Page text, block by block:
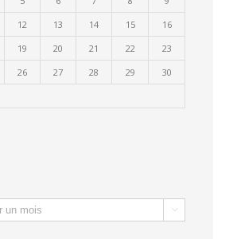
12 13 14 15
16
19 20 21 22
23
26 27 28 29
30
